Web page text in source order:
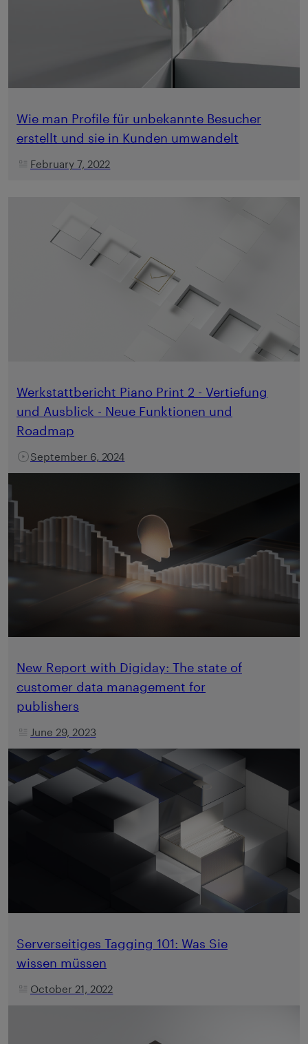
Wie man Profile für unbekannte Besucher
erstellt und sie in Kunden umwandelt
February 7, 2022
Werkstattbericht Piano Print 2 - Vertiefung
und Ausblick - Neue Funktionen und
Roadmap
September 6, 2024
New Report with Digiday: The state of
customer data management for
publishers
June 29, 2023
Serverseitiges Tagging 101: Was Sie
wissen müssen
October 21, 2022